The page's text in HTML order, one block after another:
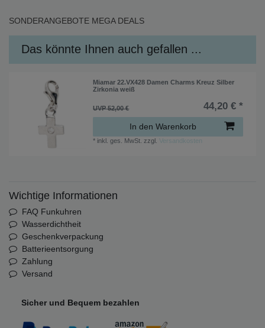
SONDERANGEBOTE MEGA DEALS
Das könnte Ihnen auch gefallen ...
Miamar 22.VX428 Damen Charms Kreuz Silber
Zirkonia weiß
UVP 52,00 € 44,20 € *
In den Warenkorb
* inkl. ges. MwSt. zzgl. Versandkosten
Wichtige Informationen
FAQ Funkuhren
Wasserdichtheit
Geschenkverpackung
Batterieentsorgung
Zahlung
Versand
Sicher und Bequem bezahlen